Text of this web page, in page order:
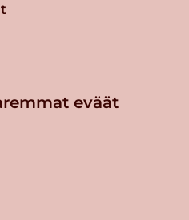
eväät